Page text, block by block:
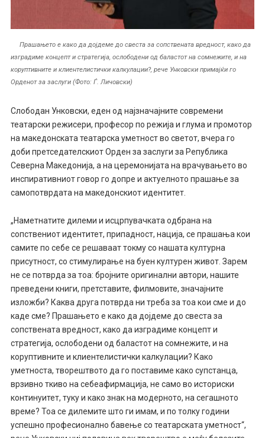
Прашањето е како да дојдеме до свеста за сопствената вредност, како да
изградиме концепт и стратегија, ослободени од баластот на сомнежите, и на
коруптивните и клиентелистички калкулации?, рече Унковски примајќи го
Орденот за заслуги (Фото: Ѓ. Личовски)
Слободан Унковски, еден од најзначајните современи
театарски режисери, професор по режија и глума и промотор
на македонската театарска уметност во светот, вчера го
доби претседателскиот Орден за заслуги за Република
Северна Македонија, а на церемонијата на врачувањето во
инспиративниот говор го допре и актуелното прашање за
самопотврдата на македонскиот идентитет.
„Наметнатите дилеми и исцрпувачката одбрана на
сопствениот идентитет, припадност, нација, се прашања кои
самите по себе се решаваат токму со нашата културна
присутност, со стимулирање на буен културен живот. Зарем
не се потврда за тоа: бројните оригинални автори, нашите
преведени книги, претставите, филмовите, значајните
изложби? Каква друга потврда ни треба за тоа кои сме и до
каде сме? Прашањето е како да дојдеме до свеста за
сопствената вредност, како да изградиме концепт и
стратегија, ослободени од баластот на сомнежите, и на
коруптивните и клиентелистички калкулации? Како
уметноста, творештвото да го поставиме како супстанца,
врзивно ткиво на себеафирмација, не само во историски
континуитет, туку и како знак на модерното, на сегашното
време? Тоа се дилемите што ги имам, и по толку години
успешно професионално бавење со театарската уметност“,